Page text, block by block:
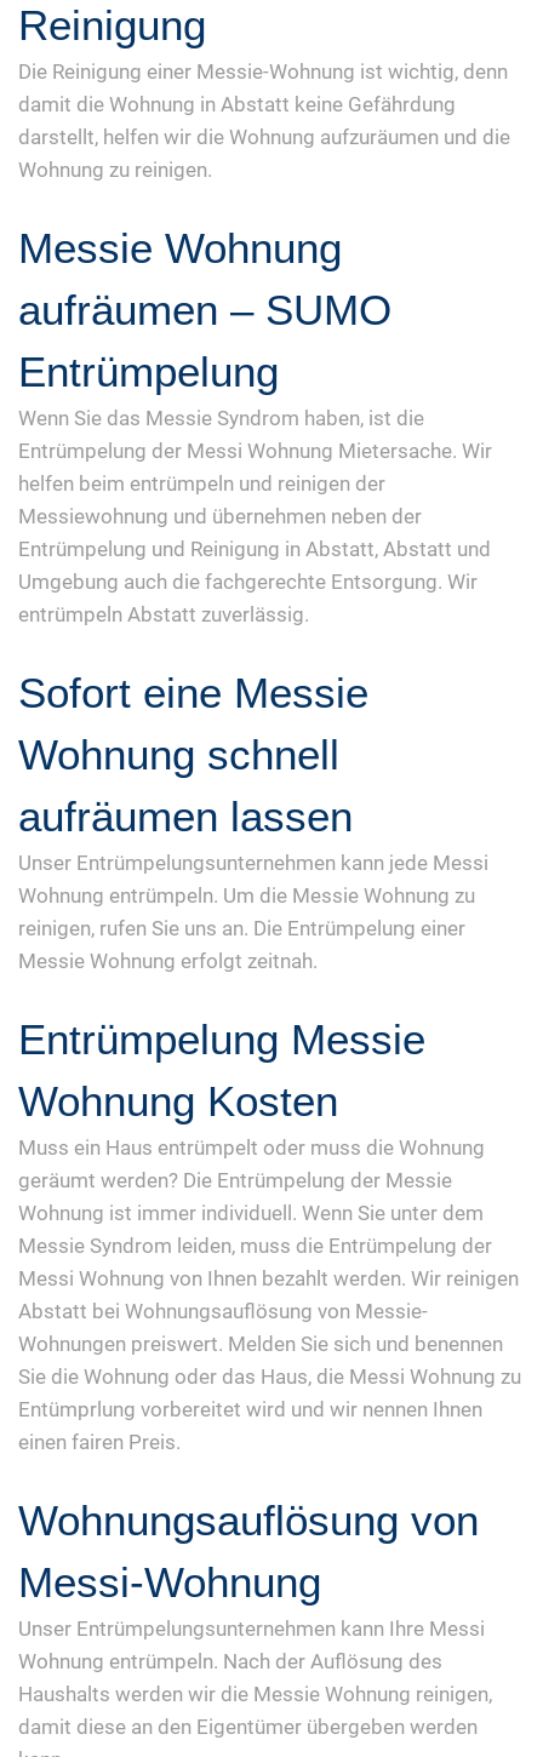
Reinigung
Die Reinigung einer Messie-Wohnung ist wichtig, denn
damit die Wohnung in Abstatt keine Gefährdung
darstellt, helfen wir die Wohnung aufzuräumen und die
Wohnung zu reinigen.
Messie Wohnung
aufräumen – SUMO
Entrümpelung
Wenn Sie das Messie Syndrom haben, ist die
Entrümpelung der Messi Wohnung Mietersache. Wir
helfen beim entrümpeln und reinigen der
Messiewohnung und übernehmen neben der
Entrümpelung und Reinigung in Abstatt, Abstatt und
Umgebung auch die fachgerechte Entsorgung. Wir
entrümpeln Abstatt zuverlässig.
Sofort eine Messie
Wohnung schnell
aufräumen lassen
Unser Entrümpelungsunternehmen kann jede Messi
Wohnung entrümpeln. Um die Messie Wohnung zu
reinigen, rufen Sie uns an. Die Entrümpelung einer
Messie Wohnung erfolgt zeitnah.
Entrümpelung Messie
Wohnung Kosten
Muss ein Haus entrümpelt oder muss die Wohnung
geräumt werden? Die Entrümpelung der Messie
Wohnung ist immer individuell. Wenn Sie unter dem
Messie Syndrom leiden, muss die Entrümpelung der
Messi Wohnung von Ihnen bezahlt werden. Wir reinigen
Abstatt bei Wohnungsauflösung von Messie-
Wohnungen preiswert. Melden Sie sich und benennen
Sie die Wohnung oder das Haus, die Messi Wohnung zu
Entümprlung vorbereitet wird und wir nennen Ihnen
einen fairen Preis.
Wohnungsauflösung von
Messi-Wohnung
Unser Entrümpelungsunternehmen kann Ihre Messi
Wohnung entrümpeln. Nach der Auflösung des
Haushalts werden wir die Messie Wohnung reinigen,
damit diese an den Eigentümer übergeben werden